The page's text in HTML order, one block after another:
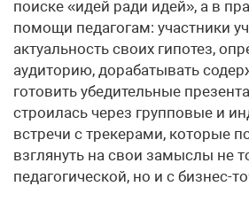
поиске «идей ради идей», а в
помощи педагогам: участники
актуальность своих гипотез,
аудиторию, дорабатывать
готовить убедительные
строилась через групповые и
встречи с трекерами, которые
взглянуть на свои замыслы не
педагогической, но и с бизнес-